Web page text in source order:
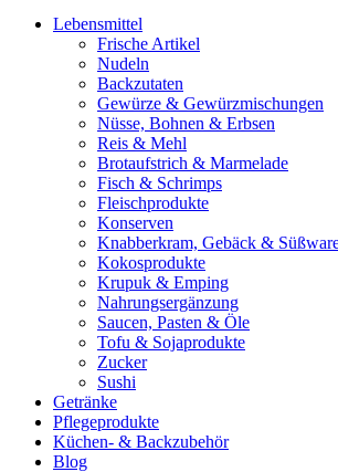
Lebensmittel
Frische Artikel
Nudeln
Backzutaten
Gewürze & Gewürzmischungen
Nüsse, Bohnen & Erbsen
Reis & Mehl
Brotaufstrich & Marmelade
Fisch & Schrimps
Fleischprodukte
Konserven
Knabberkram, Gebäck &
Kokosprodukte
Krupuk & Emping
Nahrungsergänzung
Saucen, Pasten & Öle
Tofu & Sojaprodukte
Zucker
Sushi
Getränke
Pflegeprodukte
Küchen- & Backzubehör
Blog